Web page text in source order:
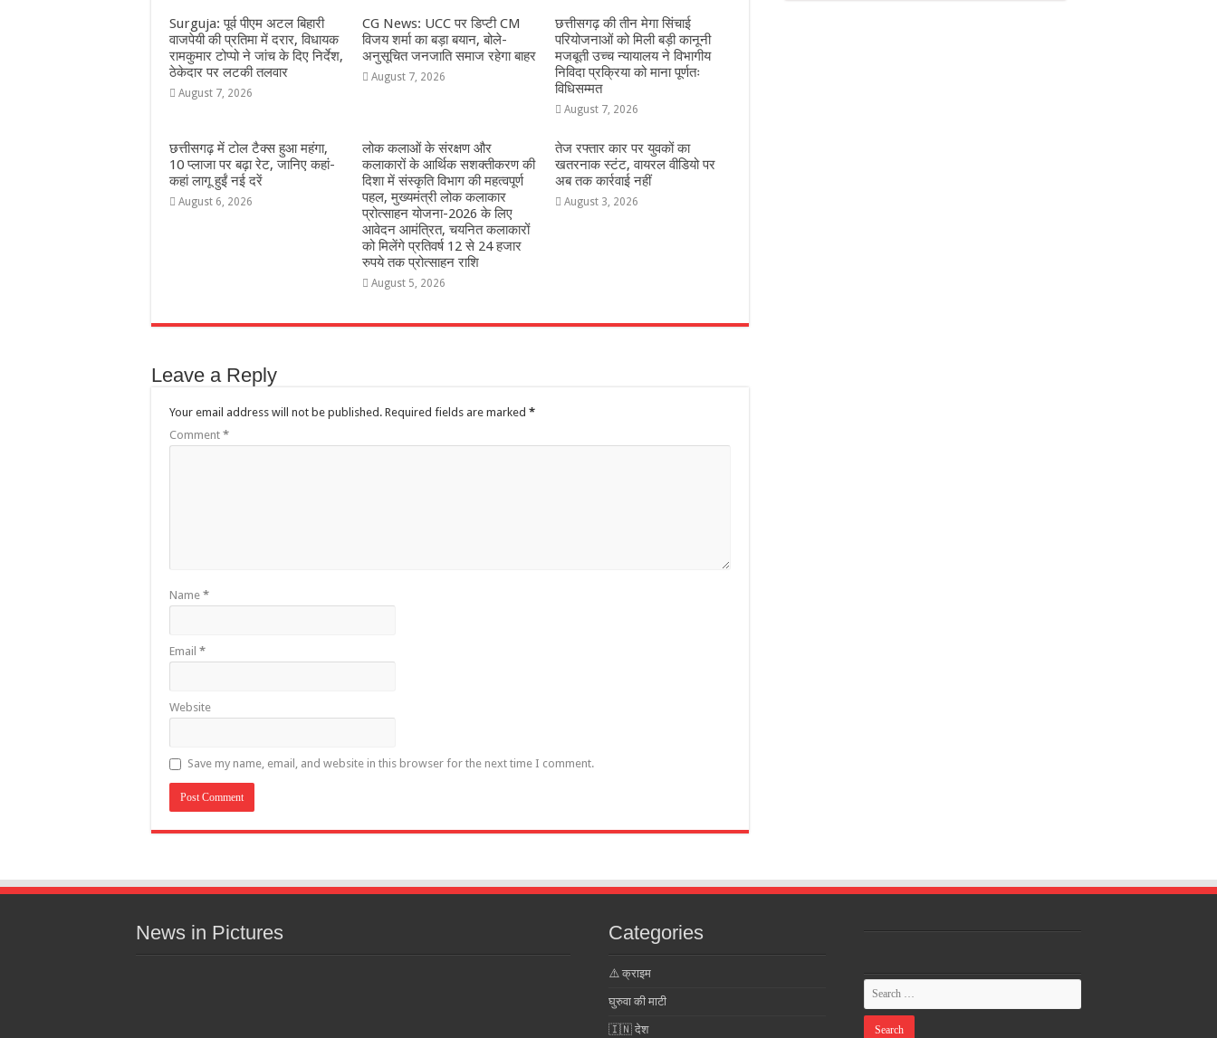
Surguja: पूर्व पीएम अटल बिहारी
वाजपेयी की प्रतिमा में दरार, विधायक
रामकुमार टोप्पो ने जांच के दिए निर्देश,
ठेकेदार पर लटकी तलवार
August 7, 2026
CG News: UCC पर डिप्टी CM
विजय शर्मा का बड़ा बयान, बोले-
अनुसूचित जनजाति समाज रहेगा बाहर
August 7, 2026
छत्तीसगढ़ की तीन मेगा सिंचाई
परियोजनाओं को मिली बड़ी कानूनी
मजबूती उच्च न्यायालय ने विभागीय
निविदा प्रक्रिया को माना पूर्णतः
विधिसम्मत
August 7, 2026
छत्तीसगढ़ में टोल टैक्स हुआ महंगा,
10 प्लाजा पर बढ़ा रेट, जानिए कहां-
कहां लागू हुईं नई दरें
August 6, 2026
लोक कलाओं के संरक्षण और
कलाकारों के आर्थिक सशक्तीकरण की
दिशा में संस्कृति विभाग की महत्वपूर्ण
पहल, मुख्यमंत्री लोक कलाकार
प्रोत्साहन योजना-2026 के लिए
आवेदन आमंत्रित, चयनित कलाकारों
को मिलेंगे प्रतिवर्ष 12 से 24 हजार
रुपये तक प्रोत्साहन राशि
August 5, 2026
तेज रफ्तार कार पर युवकों का
खतरनाक स्टंट, वायरल वीडियो पर
अब तक कार्रवाई नहीं
August 3, 2026
Leave a Reply
Your email address will not be published. Required fields are marked *
Comment *
Name *
Email *
Website
Save my name, email, and website in this browser for the next time I comment.
News in Pictures Categories
⚠️ क्राइम
घुरुवा की माटी
🇮🇳 देश